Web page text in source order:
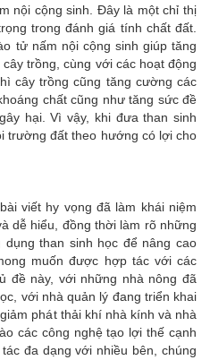
nội cộng sinh. Đây là một chỉ thị
trong đánh giá tính chất đất.
tử nấm nội cộng sinh giúp tăng
trồng, cùng với các hoạt động
cây trồng cũng tăng cường các
chất cũng như tăng sức đề
hại. Vì vậy, khi đưa than sinh
trường đất theo hướng có lợi cho
viết hy vọng đã làm khái niệm
dễ hiểu, đồng thời làm rõ những
than sinh học để nâng cao
muốn được hợp tác với các
đề này, với những nhà nông đã
với nhà quản lý đang triển khai
phát thải khí nhà kính và nhà
các công nghệ tạo lợi thế cạnh
đa dạng với nhiều bên, chúng